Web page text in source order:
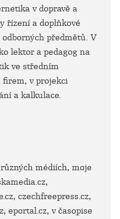
v dopravě a
řízení a doplňkové
předmětů. V
lektor a pedagog na
ve středním
firem, v projekci
a kalkulace.
médiích, moje
czechfreepress.cz,
eportal.cz, v časopise